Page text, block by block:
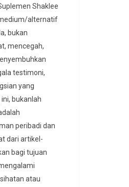
Shaklee
alternatif
bukan
mencegah,
testimoni,
yang
bukanlah
peribadi dan
dari artikel-
bagi tujuan
atau